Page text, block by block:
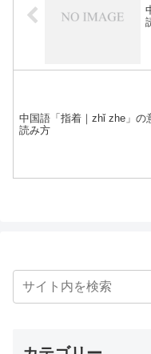
中国語「指着｜zhǐ zhe」の
読み方